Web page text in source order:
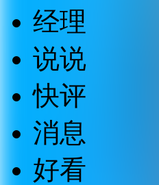
经理
说说
快评
消息
好看